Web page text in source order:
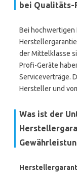
bei Qualitäts-
Bei hochwertigen
der Mittelklasse
Profi-Geräte
Serviceverträge.
Hersteller und
Was ist der